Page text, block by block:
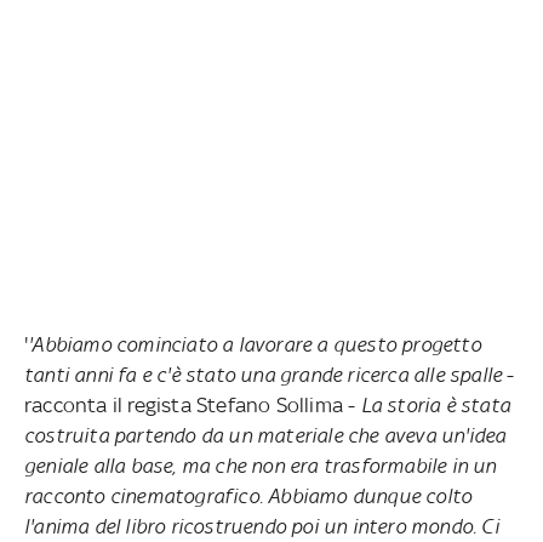
''Abbiamo cominciato a lavorare a questo progetto
tanti anni fa e c'è stato una grande ricerca alle spalle-
racconta il regista Stefano Sollima - La storia è stata
costruita partendo da un materiale che aveva un'idea
geniale alla base, ma che non era trasformabile in un
racconto cinematografico. Abbiamo dunque colto
l'anima del libro ricostruendo poi un intero mondo. Ci